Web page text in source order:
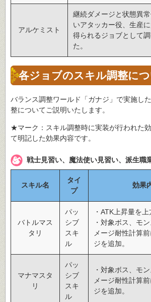
アルケミスト
継続ダメージと状態異
いアタッカー役、生産
得られるジョブとして
た。
各ジョブのスキル調整に
バランス調整ワールド「ガナジ」で実施し
整についてご説明いたします。
★マーク：スキル調整時に実装が行われた
て明記した効果内容です。
戦士見習い、魔法使い見習い、派生職
スキル名
タイ
プ
効果
バトルマス
タリ
パッ
シブ
スキ
ル
・ATK上昇量を上
・対象ボス、モ
メージ耐性計算
ジを追加。
マナマスタ
リ
パッ
シブ
スキ
ル
・対象ボス、モ
メージ耐性計算
ジを追加。